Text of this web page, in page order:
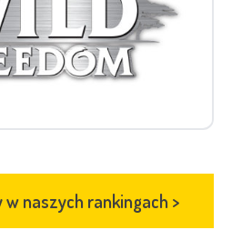
naszych rankingach >